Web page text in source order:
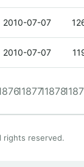
2010-07-07
2010-07-07
1187711878
rights reserved.